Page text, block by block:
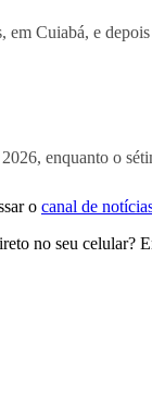
Cuiabá, e
enquanto o
o canal de
no seu celular?